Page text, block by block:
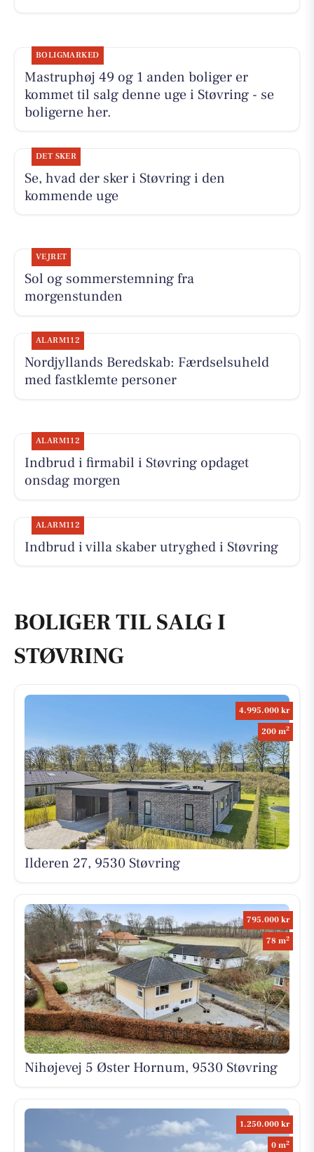
BOLIGMARKED
Mastruphøj 49 og 1 anden boliger er
kommet til salg denne uge i Støvring - se
boligerne her.
DET SKER
Se, hvad der sker i Støvring i den
kommende uge
VEJRET
Sol og sommerstemning fra
morgenstunden
ALARM112
Nordjyllands Beredskab: Færdselsuheld
med fastklemte personer
ALARM112
Indbrud i firmabil i Støvring opdaget
onsdag morgen
ALARM112
Indbrud i villa skaber utryghed i Støvring
BOLIGER TIL SALG I
STØVRING
4.995.000 kr
200 m2
Ilderen 27, 9530 Støvring
795.000 kr
78 m2
Nihøjevej 5 Øster Hornum, 9530 Støvring
1.250.000 kr
0 m2